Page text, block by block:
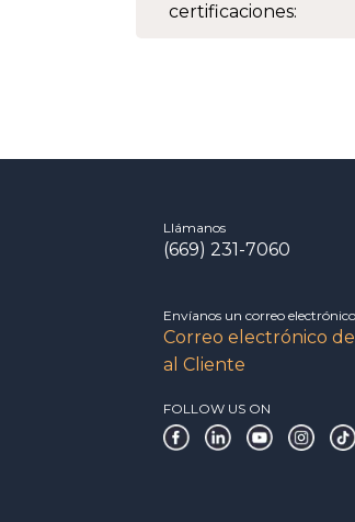
certificaciones:
Llámanos
(669) 231-7060
Envíanos un correo electrónico
Correo electrónico
al Cliente
FOLLOW US ON